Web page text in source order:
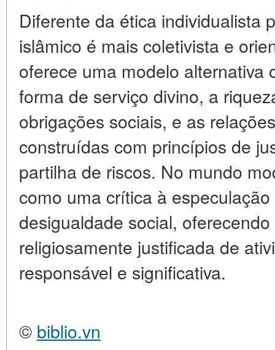
Diferente da ética individualista
islâmico é mais coletivista e
oferece uma modelo alternativa
forma de serviço divino, a
obrigações sociais, e as
construídas com princípios de
partilha de riscos. No mundo
como uma crítica à
desigualdade social,
religiosamente justificada de
responsável e significativa.
© biblio.vn